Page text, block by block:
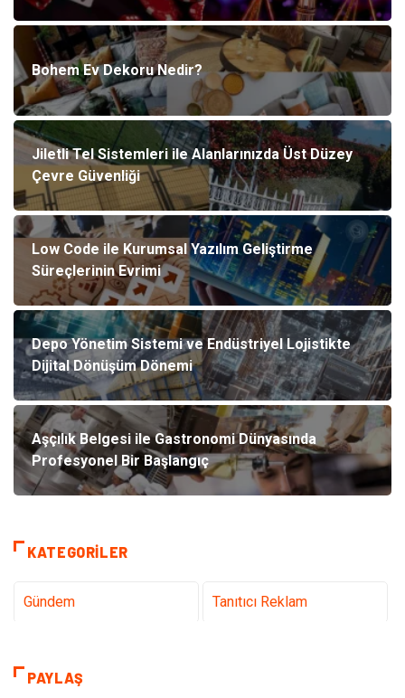
Bohem Ev Dekoru Nedir?
Jiletli Tel Sistemleri ile Alanlarınızda Üst Düzey
Çevre Güvenliği
Low Code ile Kurumsal Yazılım Geliştirme
Süreçlerinin Evrimi
Depo Yönetim Sistemi ve Endüstriyel Lojistikte
Dijital Dönüşüm Dönemi
Aşçılık Belgesi ile Gastronomi Dünyasında
Profesyonel Bir Başlangıç
KATEGORILER
Gündem Tanıtıcı Reklam
PAYLAŞ